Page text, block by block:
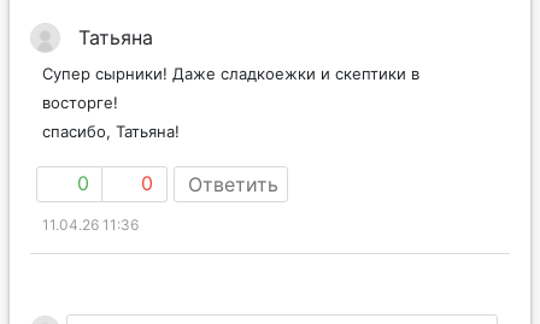
Татьяна
Супер сырники! Даже сладкоежки и скептики в
восторге!
спасибо, Татьяна!
0 0 Ответить
11.04.26 11:36